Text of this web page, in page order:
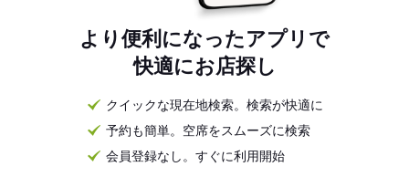
より便利になったアプリで
快適にお店探し
クイックな現在地検索。検索が快適に
予約も簡単。空席をスムーズに検索
会員登録なし。すぐに利用開始